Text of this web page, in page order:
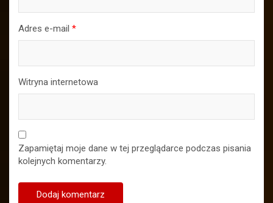
Adres e-mail *
Witryna internetowa
Zapamiętaj moje dane w tej przeglądarce podczas pisania
kolejnych komentarzy.